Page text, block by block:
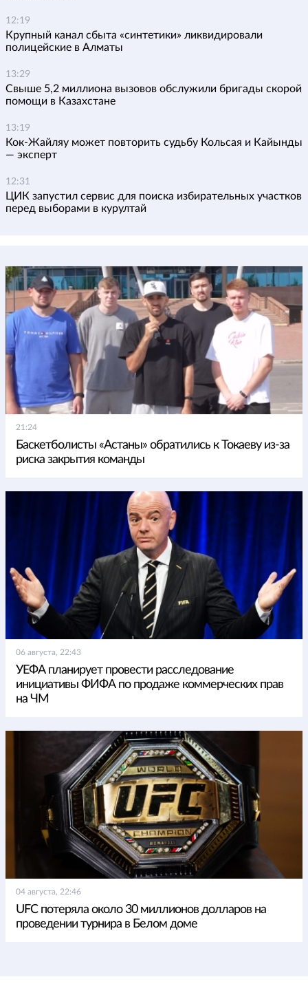
12:19
Крупный канал сбыта «синтетики» ликвидировали
полицейские в Алматы
13:29
Свыше 5,2 миллиона вызовов обслужили бригады скорой
помощи в Казахстане
13:19
Кок-Жайляу может повторить судьбу Кольсая и Кайынды
— эксперт
12:31
ЦИК запустил сервис для поиска избирательных участков
перед выборами в курултай
21:24
Баскетболисты «Астаны» обратились к Токаеву из-за
риска закрытия команды
06 августа, 22:43
УЕФА планирует провести расследование
инициативы ФИФА по продаже коммерческих прав
на ЧМ
04 августа, 22:46
UFC потеряла около 30 миллионов долларов на
проведении турнира в Белом доме